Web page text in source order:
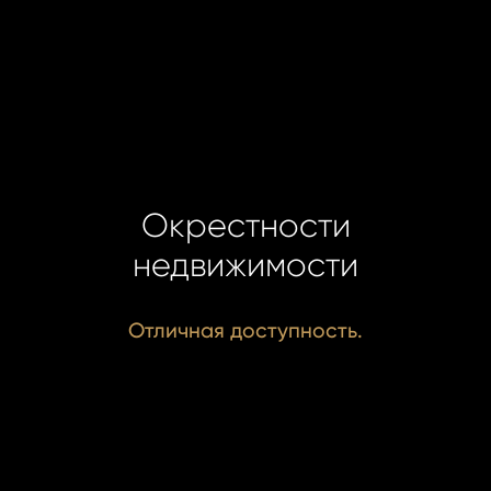
Окрестности
недвижимости
Отличная доступность.